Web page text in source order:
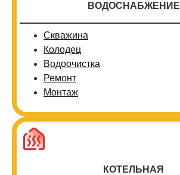
ВОДОСНАБЖЕНИЕ
Скважина
Колодец
Водоочистка
Ремонт
Монтаж
КОТЕЛЬНАЯ